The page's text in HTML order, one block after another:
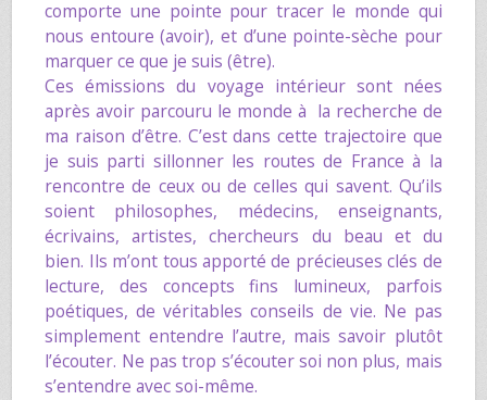
comporte une pointe pour tracer le monde qui
nous entoure (avoir), et d’une pointe-sèche pour
marquer ce que je suis (être).
Ces émissions du voyage intérieur sont nées
après avoir parcouru le monde à la recherche de
ma raison d’être. C’est dans cette trajectoire que
je suis parti sillonner les routes de France à la
rencontre de ceux ou de celles qui savent. Qu’ils
soient philosophes, médecins, enseignants,
écrivains, artistes, chercheurs du beau et du
bien. Ils m’ont tous apporté de précieuses clés de
lecture, des concepts fins lumineux, parfois
poétiques, de véritables conseils de vie. Ne pas
simplement entendre l’autre, mais savoir plutôt
l’écouter. Ne pas trop s’écouter soi non plus, mais
s’entendre avec soi-même.